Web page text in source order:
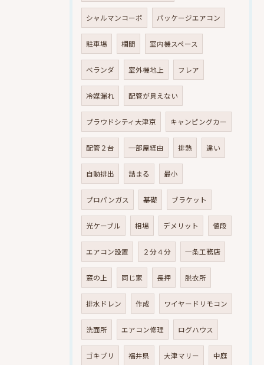
シャルマンコーポ パッケージエアコン
駐車場 欄間 室内機スペース
ベランダ 室外機地上 フレア
冷媒漏れ 配管が見えない
プラウドシティ大津京 キャンピングカー
配管２台 一部屋経由 排熱 違い
自動排出 詰まる 最小
プロパンガス 基礎 ブラケット
光ケーブル 相場 デメリット 値段
エアコン設置 ２分４分 一条工務店
窓の上 同じ家 長押 脱衣所
排水ドレン 作成 ワイヤードリモコン
洗面所 エアコン修理 ログハウス
ゴキブリ 福井県 大津マリー 中庭